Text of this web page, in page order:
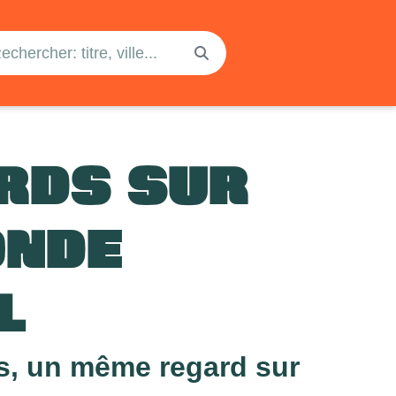
SUR
un même regard sur